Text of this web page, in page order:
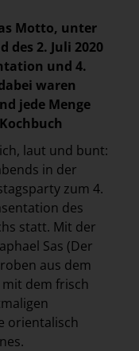
Motto, unter
des 2. Juli 2020
und 4.
waren
jede Menge
laut und bunt:
in der
zum 4.
des
statt. Mit der
Sas (Der
aus dem
dem frisch
orientalisch